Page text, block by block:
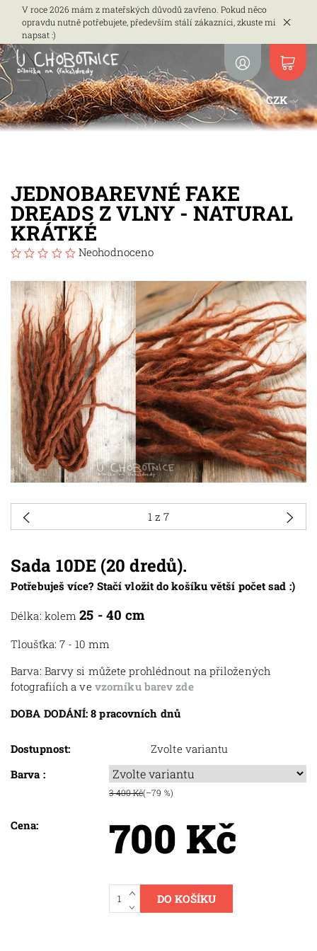
V roce 2026 mám z mateřských důvodů zavřeno. Pokud něco
opravdu nutně potřebujete, především stálí zákazníci, zkuste mi
napsat :)
CZK
JEDNOBAREVNÉ FAKE
DREADS Z VLNY - NATURAL
KRÁTKÉ
Neohodnoceno
Sada 10DE (20 dredů).
Potřebuješ více? Stačí vložit do košíku větší počet sad :)
Délka: kolem25 - 40 cm
Tloušťka: 7 - 10 mm
Barva: Barvy si můžete prohlédnout na přiložených
fotografiích a ve vzorníku barev zde
DOBA DODÁNÍ: 8 pracovních dnů
Dostupnost:
Zvolte variantu
Barva :
Cena:
3 400 Kč(–79 %)
700 Kč
1z 7